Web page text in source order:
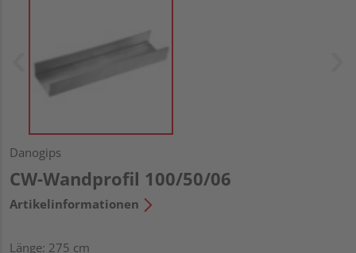
Danogips
CW-Wandprofil 100/50/06
Artikelinformationen
Länge: 275 cm